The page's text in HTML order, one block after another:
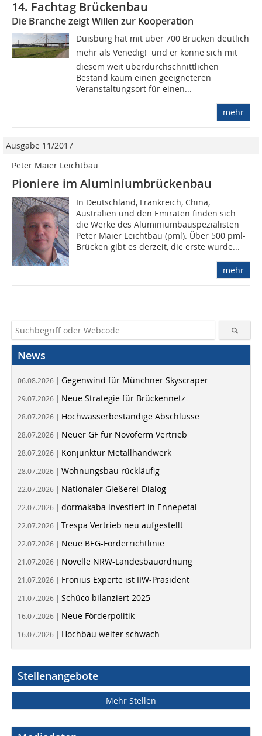
14. Fachtag Brückenbau
Die Branche zeigt Willen zur Kooperation
Duisburg hat mit über 700 Brücken deutlich
mehr als Venedig!  und er könne sich mit
diesem weit überdurchschnittlichen
Bestand kaum einen geeigneteren
Veranstaltungsort für einen...
mehr
Ausgabe 11/2017
Peter Maier Leichtbau
Pioniere im Aluminiumbrückenbau
In Deutschland, Frankreich, China,
Australien und den Emiraten finden sich
die Werke des Aluminiumbauspezialisten
Peter Maier Leichtbau (pml). Über 500 pml-
Brücken gibt es derzeit, die erste wurde...
mehr
News
06.08.2026 | Gegenwind für Münchner Skyscraper
29.07.2026 | Neue Strategie für Brückennetz
28.07.2026 | Hochwasserbeständige Abschlüsse
28.07.2026 | Neuer GF für Novoferm Vertrieb
28.07.2026 | Konjunktur Metallhandwerk
28.07.2026 | Wohnungsbau rückläufig
22.07.2026 | Nationaler Gießerei-Dialog
22.07.2026 | dormakaba investiert in Ennepetal
22.07.2026 | Trespa Vertrieb neu aufgestellt
22.07.2026 | Neue BEG-Förderrichtlinie
21.07.2026 | Novelle NRW-Landesbauordnung
21.07.2026 | Fronius Experte ist IIW-Präsident
21.07.2026 | Schüco bilanziert 2025
16.07.2026 | Neue Förderpolitik
16.07.2026 | Hochbau weiter schwach
Stellenangebote
Mehr Stellen